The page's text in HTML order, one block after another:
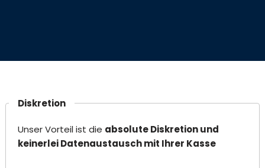
Diskretion
Unser Vorteil ist die absolute Diskretion und
keinerlei Datenaustausch mit Ihrer Kasse